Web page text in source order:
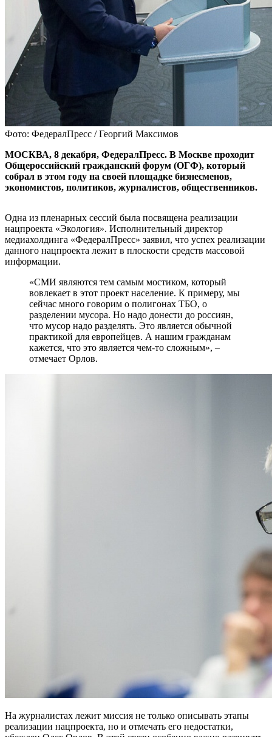
Фото: ФедералПресс / Георгий Максимов
МОСКВА, 8 декабря, ФедералПресс. В Москве проходит
Общероссийский гражданский форум (ОГФ), который
собрал в этом году на своей площадке бизнесменов,
экономистов, политиков, журналистов, общественников.
Одна из пленарных сессий была посвящена реализации
нацпроекта «Экология». Исполнительный директор
медиахолдинга «ФедералПресс» заявил, что успех реализации
данного нацпроекта лежит в плоскости средств массовой
информации.
«СМИ являются тем самым мостиком, который
вовлекает в этот проект население. К примеру, мы
сейчас много говорим о полигонах ТБО, о
разделении мусора. Но надо донести до россиян,
что мусор надо разделять. Это является обычной
практикой для европейцев. А нашим гражданам
кажется, что это является чем-то сложным», –
отмечает Орлов.
На журналистах лежит миссия не только описывать этапы
реализации нацпроекта, но и отмечать его недостатки,